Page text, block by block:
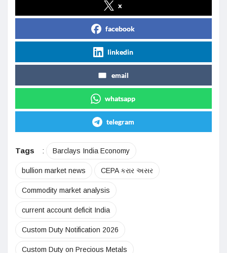
x
facebook
linkedin
email
whatsapp
telegram
Tags : Barclays India Economy
bullion market news CEPA કરાર અસર
Commodity market analysis
current account deficit India
Custom Duty Notification 2026
Custom Duty on Precious Metals